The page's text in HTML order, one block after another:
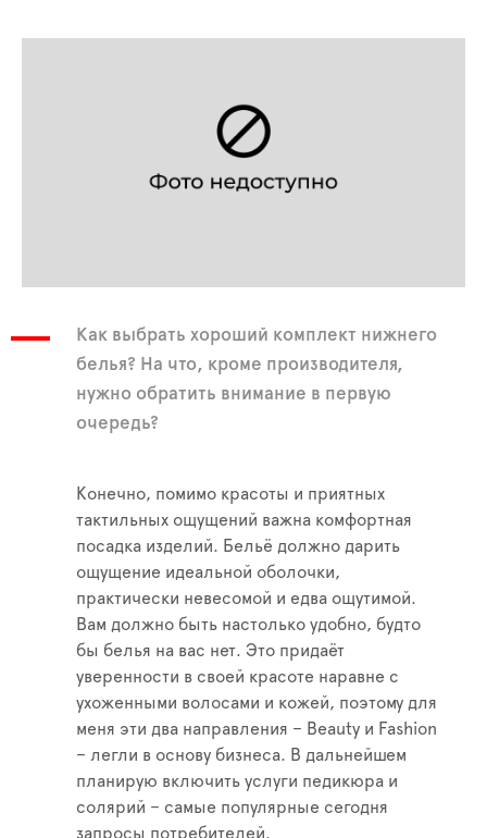
Как выбрать хороший комплект нижнего
белья? На что, кроме производителя,
нужно обратить внимание в первую
очередь?
Конечно, помимо красоты и приятных
тактильных ощущений важна комфортная
посадка изделий. Бельё должно дарить
ощущение идеальной оболочки,
практически невесомой и едва ощутимой.
Вам должно быть настолько удобно, будто
бы белья на вас нет. Это придаёт
уверенности в своей красоте наравне с
ухоженными волосами и кожей, поэтому для
меня эти два направления – Beauty и Fashion
– легли в основу бизнеса. В дальнейшем
планирую включить услуги педикюра и
солярий – самые популярные сегодня
запросы потребителей.